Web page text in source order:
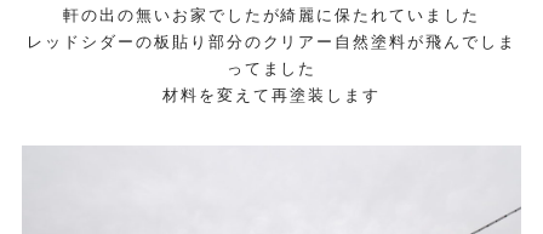
軒の出の無いお家でしたが綺麗に保たれていました
レッドシダーの板貼り部分のクリアー自然塗料が飛んでしま
ってました
材料を変えて再塗装します